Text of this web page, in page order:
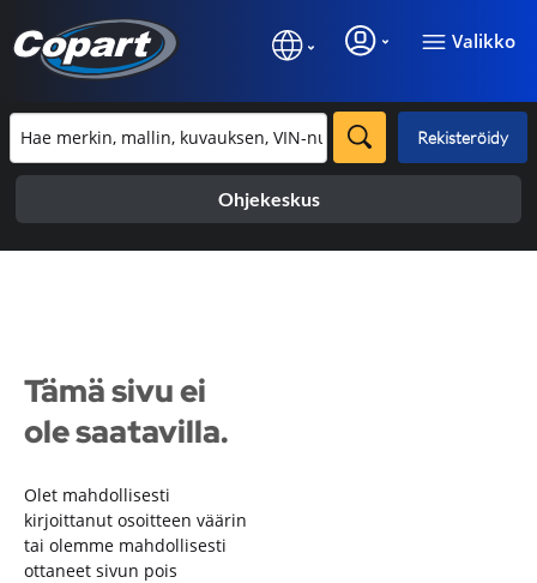
Valikko
Rekisteröidy
Ohjekeskus
Tämä sivu ei
ole saatavilla.
Olet mahdollisesti
kirjoittanut osoitteen väärin
tai olemme mahdollisesti
ottaneet sivun pois